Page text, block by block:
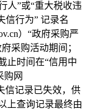
人”或“重大税收违
信行为” 记录名
） “政府采购严
采购活动期间；
止时间在“信用中
购网
信记录已失效，供
上查询记录最终由